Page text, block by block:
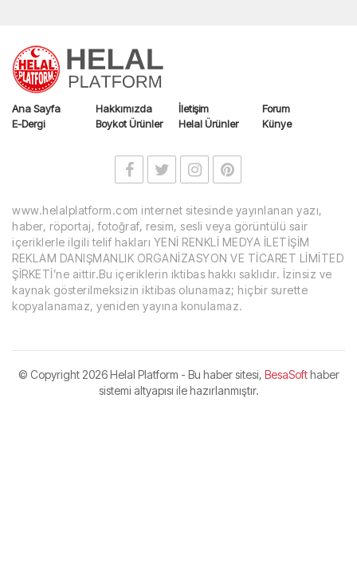
Ana Sayfa Hakkımızda İletişim
Forum
E-Dergi
Boykot Ürünler Helal Ürünler Künye
www.helalplatform.com internet sitesinde yayınlanan yazı,
haber, röportaj, fotoğraf, resim, sesli veya görüntülü sair
içeriklerle ilgili telif hakları YENİ RENKLİ MEDYA İLETİŞİM
REKLAM DANIŞMANLIK ORGANİZASYON VE TİCARET LİMİTED
ŞİRKETİ’ne aittir.Bu içeriklerin iktibas hakkı saklıdır. İzinsiz ve
kaynak gösterilmeksizin iktibas olunamaz; hiçbir surette
kopyalanamaz, yeniden yayına konulamaz.
© Copyright2026 Helal Platform - Bu haber sitesi, BesaSofthaber
sistemi altyapısı ile hazırlanmıştır.